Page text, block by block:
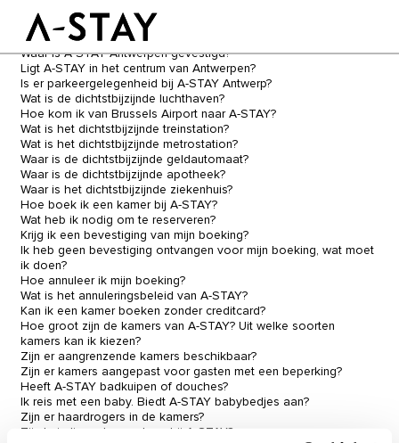
Logo A-stay
HOTEL
GOED OM TE WETEN
KAMERS
DUURZAAMHEID
GROEPEN&EVENTS
BOEK NU
NL
Facebook Instagram
Kan ik een factuur ontvangen ?
Hoe kan ik contact opnemen met A-STAY Antwerp?
Waar is A-STAY Antwerpen gevestigd?
Ligt A-STAY in het centrum van Antwerpen?
Is er parkeergelegenheid bij A-STAY Antwerp?
Wat is de dichtstbijzijnde luchthaven?
Hoe kom ik van Brussels Airport naar A-STAY?
Wat is het dichtstbijzijnde treinstation?
Wat is het dichtstbijzijnde metrostation?
Waar is de dichtstbijzijnde geldautomaat?
Waar is de dichtstbijzijnde apotheek?
Waar is het dichtstbijzijnde ziekenhuis?
Hoe boek ik een kamer bij A-STAY?
Wat heb ik nodig om te reserveren?
Krijg ik een bevestiging van mijn boeking?
Ik heb geen bevestiging ontvangen voor mijn boeking, wat moet
ik doen?
Hoe annuleer ik mijn boeking?
Wat is het annuleringsbeleid van A-STAY?
Kan ik een kamer boeken zonder creditcard?
Hoe groot zijn de kamers van A-STAY? Uit welke soorten
kamers kan ik kiezen?
Zijn er aangrenzende kamers beschikbaar?
Zijn er kamers aangepast voor gasten met een beperking?
Heeft A-STAY badkuipen of douches?
Ik reis met een baby. Biedt A-STAY babybedjes aan?
Zijn er haardrogers in de kamers?
Zijn huisdieren toegestaan ​​bij A-STAY?